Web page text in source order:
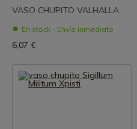
VASO CHUPITO VALHALLA
En stock - Envío inmediato
6,07 €